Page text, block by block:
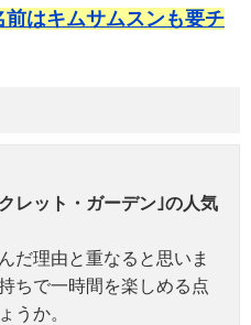
はキムサムスンも要チ
レット・ガーデン｣の人気
だ理由と重なると思いま
ちで一時間を楽しめる点
うか。